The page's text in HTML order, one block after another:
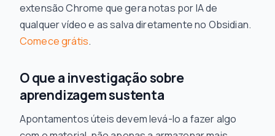
extensão Chrome que gera notas por IA de
qualquer vídeo e as salva diretamente no Obsidian.
Comece grátis.
O que a investigação sobre
aprendizagem sustenta
Apontamentos úteis devem levá-lo a fazer algo